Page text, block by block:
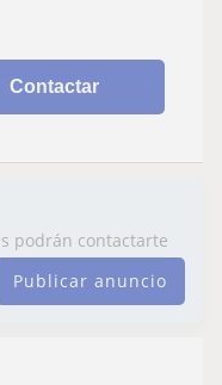
Contactar
podrán contactarte
Publicar anuncio